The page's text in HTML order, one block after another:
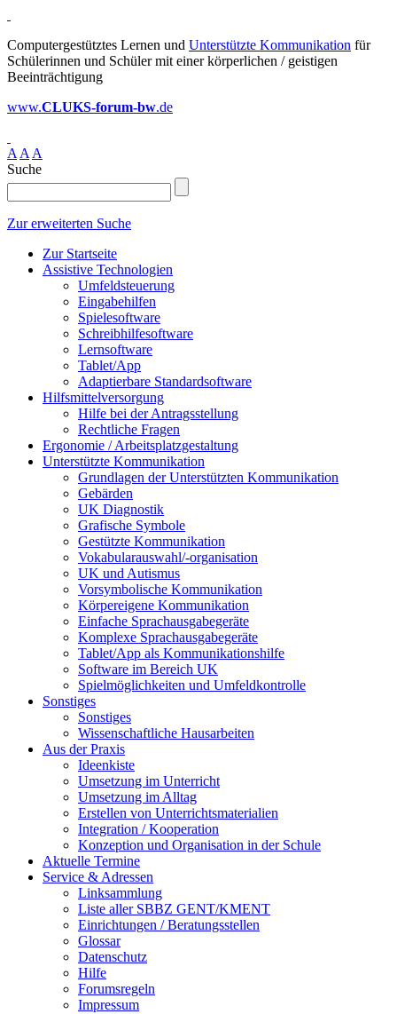
Computergestütztes Lernen und Unterstützte Kommunikation für
Schülerinnen und Schüler mit einer körperlichen / geistigen
Beeinträchtigung
www.CLUKS-forum-bw.de
A A A
Suche
Zur erweiterten Suche
Zur Startseite
Assistive Technologien
Umfeldsteuerung
Eingabehilfen
Spielesoftware
Schreibhilfesoftware
Lernsoftware
Tablet/App
Adaptierbare Standardsoftware
Hilfsmittelversorgung
Hilfe bei der Antragsstellung
Rechtliche Fragen
Ergonomie / Arbeitsplatzgestaltung
Unterstützte Kommunikation
Grundlagen der Unterstützten Kommunikation
Gebärden
UK Diagnostik
Grafische Symbole
Gestützte Kommunikation
Vokabularauswahl/-organisation
UK und Autismus
Vorsymbolische Kommunikation
Körpereigene Kommunikation
Einfache Sprachausgabegeräte
Komplexe Sprachausgabegeräte
Tablet/App als Kommunikationshilfe
Software im Bereich UK
Spielmöglichkeiten und Umfeldkontrolle
Sonstiges
Sonstiges
Wissenschaftliche Hausarbeiten
Aus der Praxis
Ideenkiste
Umsetzung im Unterricht
Umsetzung im Alltag
Erstellen von Unterrichtsmaterialien
Integration / Kooperation
Konzeption und Organisation in der Schule
Aktuelle Termine
Service & Adressen
Linksammlung
Liste aller SBBZ GENT/KMENT
Einrichtungen / Beratungsstellen
Glossar
Datenschutz
Hilfe
Forumsregeln
Impressum